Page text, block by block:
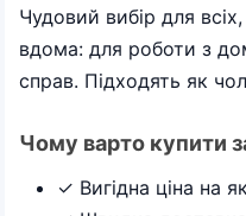
Чудовий вибір для
вдома: для роботи з
справ. Підходять як
Чому варто купити
✓ Вигідна ціна на